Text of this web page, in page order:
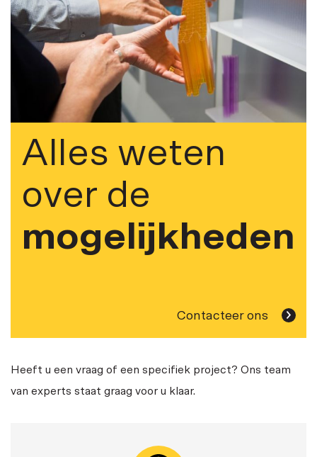
Alles weten
over de
mogelijkheden
Contacteer ons
Heeft u een vraag of een specifiek project? Ons team
van experts staat graag voor u klaar.